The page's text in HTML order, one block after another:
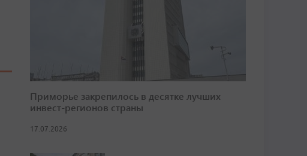
Приморье закрепилось в десятке лучших
инвест-регионов страны
17.07.2026